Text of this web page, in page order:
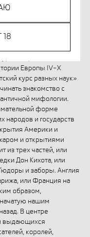
Европы IV–X
курс разных наук»
знакомство с
мифологии.
форме
народов и государств
Америки и
и открытиями
из трех частей, или
Дон Кихота, или
и заборы. Англия
или Франция на
образом,
нашим
В центре
выдающихся
королей,